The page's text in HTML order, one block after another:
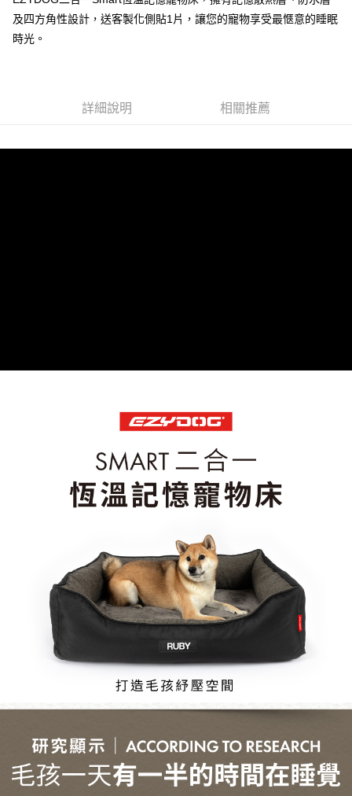
及四方角性設計，送客製化側貼1片，讓您的寵物享受最愜意的睡眠
時光。
詳細說明 相關推薦